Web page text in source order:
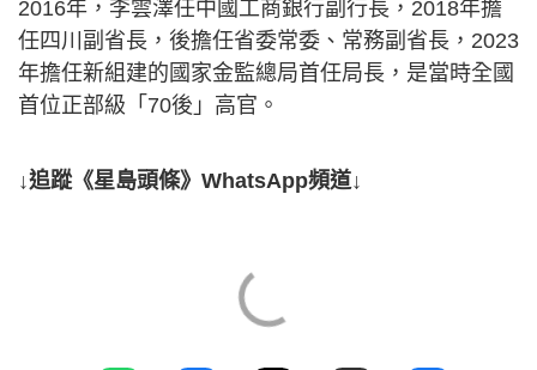
2016年，李雲澤任中國工商銀行副行長，2018年擔
任四川副省長，後擔任省委常委、常務副省長，2023
年擔任新組建的國家金監總局首任局長，是當時全國
首位正部級「70後」高官。
↓追蹤《星島頭條》WhatsApp頻道↓